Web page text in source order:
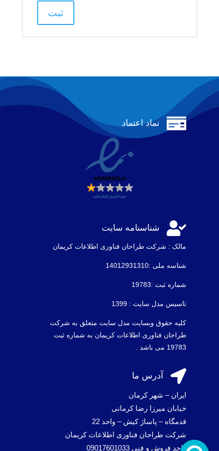
 نماد اعتماد
 شناسنامه سایت
مالک : شرکت طراحان فناوری اطلاعات كريمان
شناسه ملی :14012931310
شماره ثبت :19783
تاسیس مدل سایت : 1399
کلیه حقوق وبسایت مدل سایت متعلق به شرکت
طراحان فناوری اطلاعات کریمان به شماره ثبت
19783 می باشد .
 آدرس ما
ایران – شهر کرمان
خیابان میرزا رضا کرمانی
قدمگاه – پاساژ کیش – واحد 22
شرکت طراحان فناوری اطلاعات کریمان
واحد فروش و فنی 09017601033